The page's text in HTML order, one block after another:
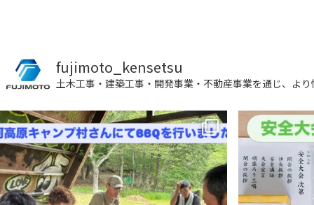
fujimoto_kensetsu
土木工事・建築工事・開発事業・不動産事業を通じ、よ